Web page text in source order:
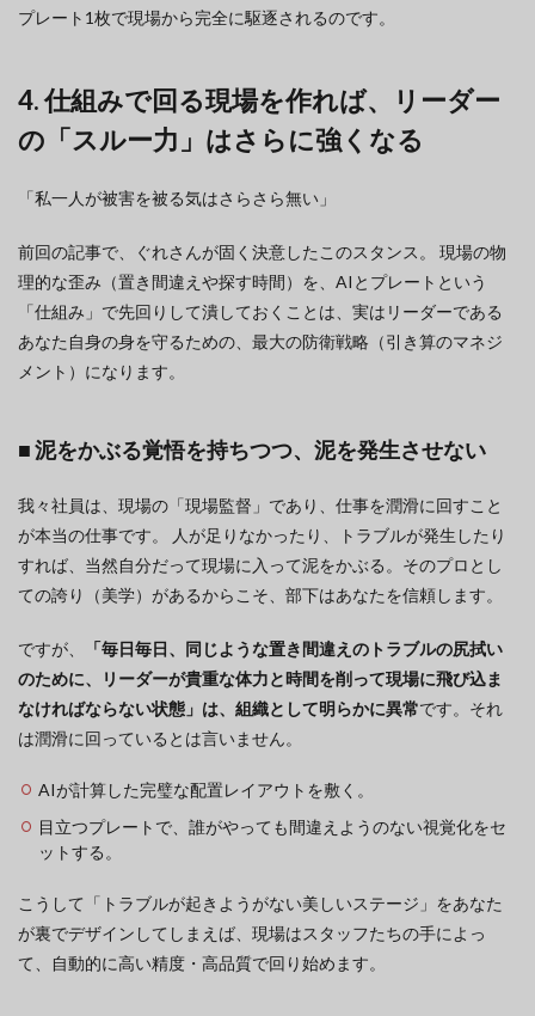
プレート1枚で現場から完全に駆逐されるのです。
4. 仕組みで回る現場を作れば、リーダー
の「スルー力」はさらに強くなる
「私一人が被害を被る気はさらさら無い」
前回の記事で、ぐれさんが固く決意したこのスタンス。 現場の物
理的な歪み（置き間違えや探す時間）を、AIとプレートという
「仕組み」で先回りして潰しておくことは、実はリーダーである
あなた自身の身を守るための、最大の防衛戦略（引き算のマネジ
メント）になります。
■ 泥をかぶる覚悟を持ちつつ、泥を発生させない
我々社員は、現場の「現場監督」であり、仕事を潤滑に回すこと
が本当の仕事です。 人が足りなかったり、トラブルが発生したり
すれば、当然自分だって現場に入って泥をかぶる。そのプロとし
ての誇り（美学）があるからこそ、部下はあなたを信頼します。
ですが、
「毎日毎日、同じような置き間違えのトラブルの尻拭い
のために、リーダーが貴重な体力と時間を削って現場に飛び込ま
なければならない状態」は、組織として明らかに異常です。それ
は潤滑に回っているとは言いません。
AIが計算した完璧な配置レイアウトを敷く。
目立つプレートで、誰がやっても間違えようのない視覚化をセ
ットする。
こうして「トラブルが起きようがない美しいステージ」をあなた
が裏でデザインしてしまえば、現場はスタッフたちの手によっ
て、自動的に高い精度・高品質で回り始めます。